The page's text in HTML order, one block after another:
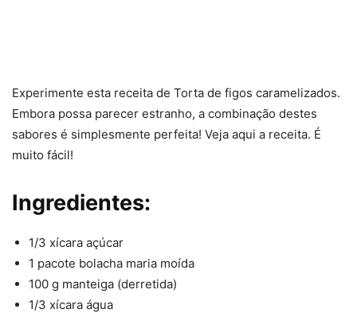
Experimente esta receita de Torta de figos caramelizados.
Embora possa parecer estranho, a combinação destes
sabores é simplesmente perfeita! Veja aqui a receita. É
muito fácil!
Ingredientes:
1/3 xícara açúcar
1 pacote bolacha maria moída
100 g manteiga (derretida)
1/3 xícara água